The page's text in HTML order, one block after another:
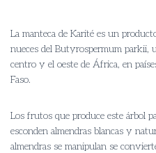
La manteca de Karité es un
nueces del Butyrospermum parkii,
centro y el oeste de África, en
Faso.
Los frutos que produce este árbol
esconden almendras blancas y
almendras se manipulan se